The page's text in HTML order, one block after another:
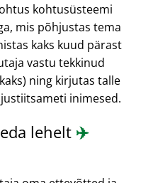
kohtusüsteemi
mis põhjustas tema
kaks kuud pärast
vastu tekkinud
ning kirjutas talle
inimesed.
lehelt✈️